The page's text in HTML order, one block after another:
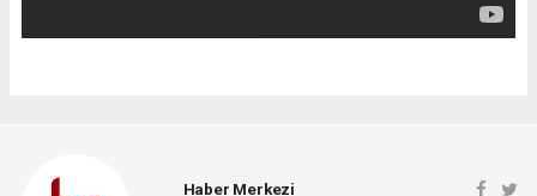
Haber Merkezi